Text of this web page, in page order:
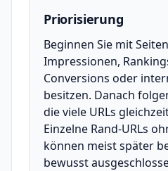
Priorisierung
Beginnen Sie mit
Impressionen,
Conversions oder
besitzen. Danach
die viele URLs
Einzelne Rand-URLs
können meist später
bewusst